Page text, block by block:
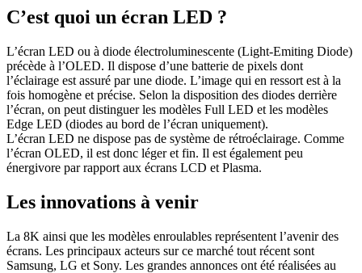
C’est quoi un écran LED ?
L’écran LED ou à diode électroluminescente (Light-Emiting Diode)
précède à l’OLED. Il dispose d’une batterie de pixels dont
l’éclairage est assuré par une diode. L’image qui en ressort est à la
fois homogène et précise. Selon la disposition des diodes derrière
l’écran, on peut distinguer les modèles Full LED et les modèles
Edge LED (diodes au bord de l’écran uniquement).
L’écran LED ne dispose pas de système de rétroéclairage. Comme
l’écran OLED, il est donc léger et fin. Il est également peu
énergivore par rapport aux écrans LCD et Plasma.
Les innovations à venir
La 8K ainsi que les modèles enroulables représentent l’avenir des
écrans. Les principaux acteurs sur ce marché tout récent sont
Samsung, LG et Sony. Les grandes annonces ont été réalisées au